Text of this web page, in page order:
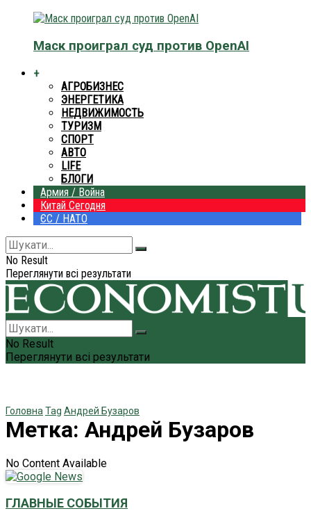
Маск проиграл суд против OpenAI
+
АГРОБИЗНЕС
ЭНЕРГЕТИКА
НЕДВИЖИМОСТЬ
ТУРИЗМ
СПОРТ
АВТО
LIFE
БЛОГИ
Армия / Война
Китай Сегодня
ЄС / НАТО
No Result
Переглянути всі результати
No Result
Переглянути всі результати
Головна Tag Андрей Бузаров
Метка: Андрей Бузаров
No Content Available
ГЛАВНЫЕ СОБЫТИЯ